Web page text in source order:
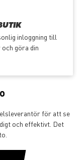
inloggning till
göra din
för att se
och effektivt. Det